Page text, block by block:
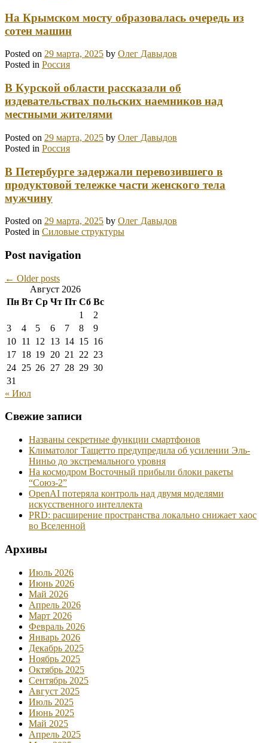
На Крымском мосту образовалась очередь из
сотен машин
Posted on 29 марта, 2025 by Олег Давыдов
Posted in Россия
В Курской области рассказали об
издевательствах польских наемников над
местными жителями
Posted on 29 марта, 2025 by Олег Давыдов
Posted in Россия
В Петербурге задержали перевозившего в
продуктовой тележке части женского тела
мужчину
Posted on 29 марта, 2025 by Олег Давыдов
Posted in Силовые структуры
Post navigation
← Older posts
Август 2026
Пн Вт Ср Чт Пт Сб Вс
1
2
3
4 5 6 7 8
9
10 11 12 13 14 15 16
17 18 19 20 21 22 23
24 25 26 27 28 29 30
31
« Июл
Свежие записи
Названы секретные функции смартфонов
Климатолог Тащетто предупредила об усилении Эль-
Ниньо до экстремального уровня
На космодром Восточный прибыли блоки ракеты
“Союз-2”
OpenAI потеряла контроль над двумя моделями
искусственного интеллекта
PRD: расширение пространства локально снижает хаос
во Вселенной
Архивы
Июль 2026
Июнь 2026
Май 2026
Апрель 2026
Март 2026
Февраль 2026
Январь 2026
Декабрь 2025
Ноябрь 2025
Октябрь 2025
Сентябрь 2025
Август 2025
Июль 2025
Июнь 2025
Май 2025
Апрель 2025